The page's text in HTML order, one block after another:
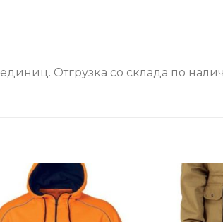
Отгрузка со склада по
Add to
Wishlist